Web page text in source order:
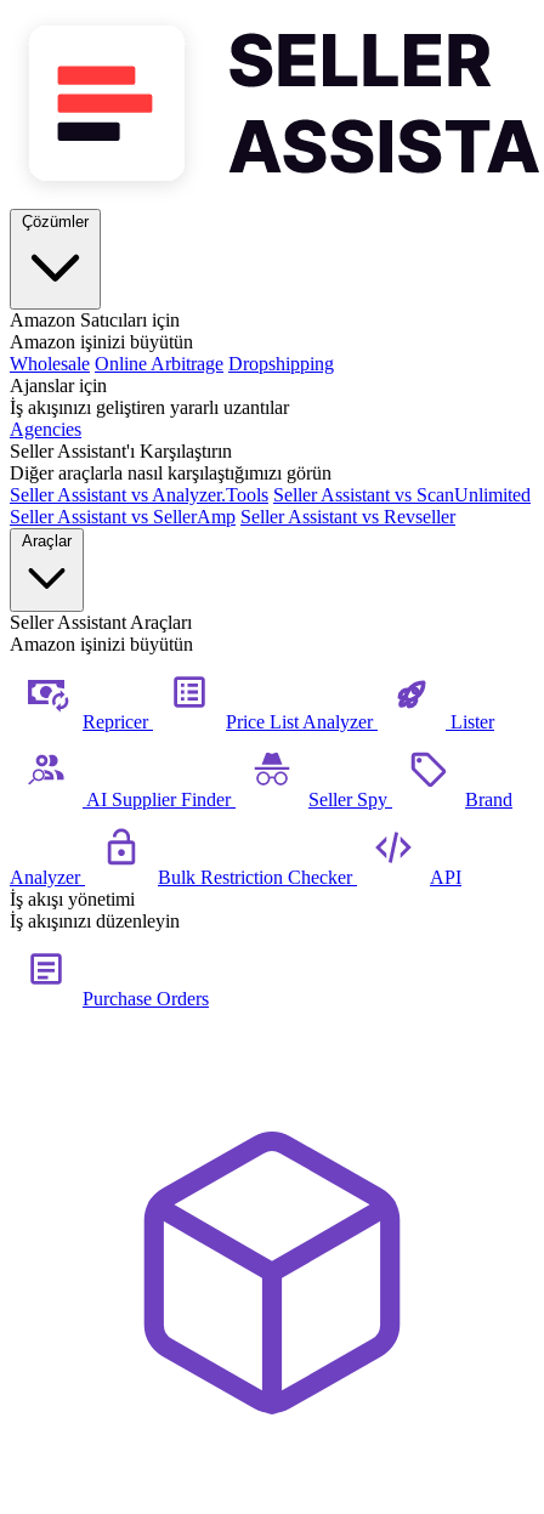
Çözümler
Amazon Satıcıları için
Amazon işinizi büyütün
Wholesale Online Arbitrage Dropshipping
Ajanslar için
İş akışınızı geliştiren yararlı uzantılar
Agencies
Seller Assistant'ı Karşılaştırın
Diğer araçlarla nasıl karşılaştığımızı görün
Seller Assistant vs Analyzer.Tools Seller Assistant vs ScanUnlimited
Seller Assistant vs SellerAmp Seller Assistant vs Revseller
Araçlar
Seller Assistant Araçları
Amazon işinizi büyütün
Repricer Price List Analyzer Lister
AI Supplier Finder Seller Spy Brand
Analyzer Bulk Restriction Checker
API
İş akışı yönetimi
İş akışınızı düzenleyin
Purchase Orders